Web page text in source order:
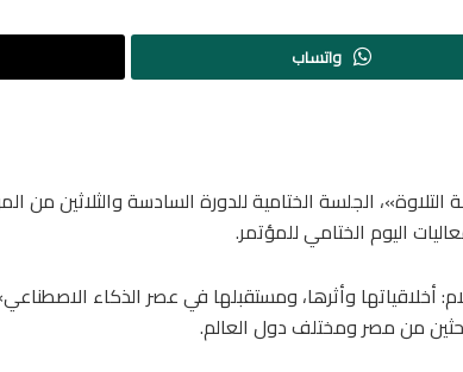
واتساب
الجلسة الختامية للدورة السادسة والثلاثين من
اليوم الختامي للمؤتمر.
وأثرها، ومستقبلها في عصر الذكاء
من مصر ومختلف دول العالم.